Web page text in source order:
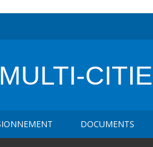
DOCUMENTS